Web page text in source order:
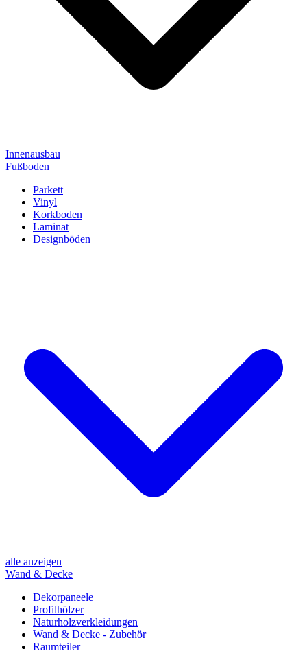
Innenausbau
Fußboden
Parkett
Vinyl
Korkboden
Laminat
Designböden
alle anzeigen
Wand & Decke
Dekorpaneele
Profilhölzer
Naturholzverkleidungen
Wand & Decke - Zubehör
Raumteiler